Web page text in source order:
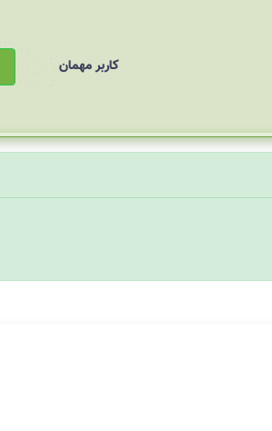
کاربر مهمان